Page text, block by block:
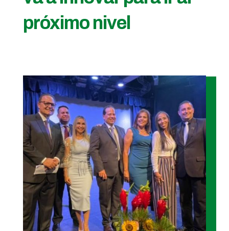
próximo nivel